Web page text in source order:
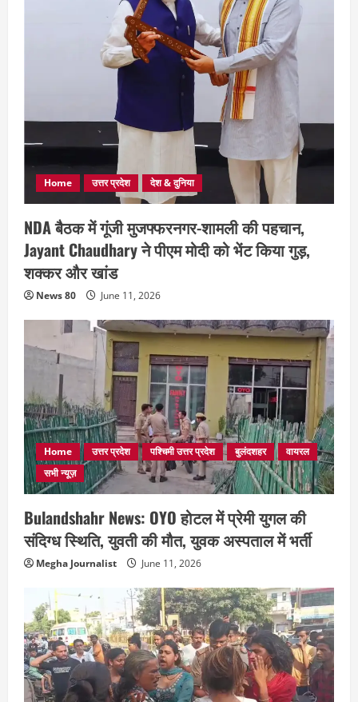
Home उत्तर प्रदेश देश & दुनिया
NDA बैठक में गूंजी मुजफ्फरनगर-शामली की पहचान,
Jayant Chaudhary ने पीएम मोदी को भेंट किया गुड़,
शक्कर और खांड
News 80 June 11, 2026
Home उत्तर प्रदेश पश्चिमी उत्तर प्रदेश बुलंदशहर
वायरल
सभी न्यूज़
Bulandshahr News: OYO होटल में प्रेमी युगल की
संदिग्ध स्थिति, युवती की मौत, युवक अस्पताल में भर्ती
Megha Journalist June 11, 2026